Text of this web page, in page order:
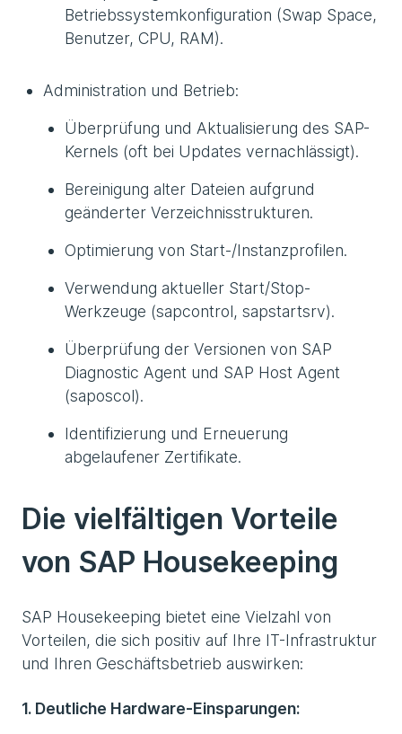
Betriebssystemkonfiguration (Swap Space,
Benutzer, CPU, RAM).
Administration und Betrieb:
Überprüfung und Aktualisierung des SAP-
Kernels (oft bei Updates vernachlässigt).
Bereinigung alter Dateien aufgrund
geänderter Verzeichnisstrukturen.
Optimierung von Start-/Instanzprofilen.
Verwendung aktueller Start/Stop-
Werkzeuge (sapcontrol, sapstartsrv).
Überprüfung der Versionen von SAP
Diagnostic Agent und SAP Host Agent
(saposcol).
Identifizierung und Erneuerung
abgelaufener Zertifikate.
Die vielfältigen Vorteile
von SAP Housekeeping
SAP Housekeeping bietet eine Vielzahl von
Vorteilen, die sich positiv auf Ihre IT-Infrastruktur
und Ihren Geschäftsbetrieb auswirken:
1. Deutliche Hardware-Einsparungen: